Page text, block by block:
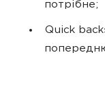
потрібне;
Quick